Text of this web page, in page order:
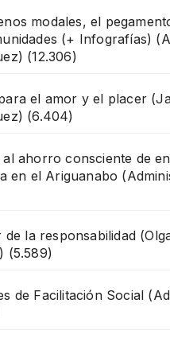
modales, el
(+ Infografías)
(12.306)
el amor y el placer
(6.404)
al ahorro consciente de
en el Ariguanabo
de la responsabilidad
(5.589)
de Facilitación Social